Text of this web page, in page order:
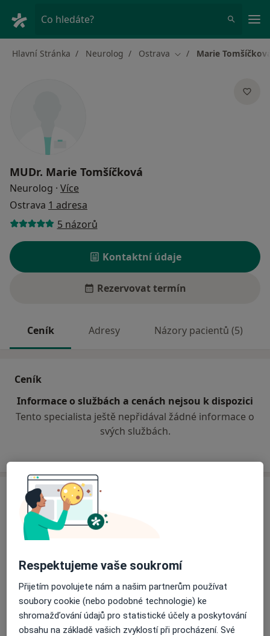
Co hledáte?
Hlavní Stránka Neurolog Ostrava Změna města
Marie
MUDr. Marie Tomšíčková
Neurolog · Více
Ostrava 1 adresa
5 názorů
Kontaktní údaje
Rezervovat termín
Ceník Adresy Názory pacientů (5)
Ceník
Informace o službách a cenách nejsou k dispozici
Tento specialista ještě nepřidával žádné informace o
svých službách.
Adresa
Diagnostické centrum
Sokolská tř. 49,
se otevře v nové záložce
Dostupnost
Na této adrese online kalendář není aktivní
Co mám v takové situaci udělat?
Respektujeme vaše soukromí
Přijetím povolujete nám a našim partnerům používat
soubory cookie (nebo podobné technologie) ke
shromažďování údajů pro statistické účely a poskytování
obsahu na základě vašich zvyklostí při procházení. Své